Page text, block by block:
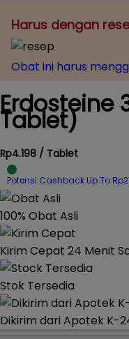
Harus dengan
Obat ini harus
Erdosteine
Tablet)
Rp4.198 / Tablet
Potensi Cashback Up To
100% Obat Asli
Kirim Cepat 24 Menit
Stok Tersedia
Dikirim dari Apotek K-